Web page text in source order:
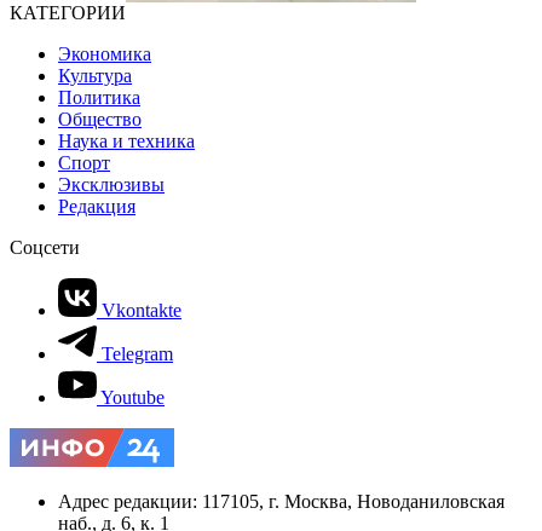
КАТЕГОРИИ
Экономика
Культура
Политика
Общество
Наука и техника
Спорт
Эксклюзивы
Редакция
Соцсети
Vkontakte
Telegram
Youtube
Адрес редакции: 117105, г. Москва, Новоданиловская
наб., д. 6, к. 1